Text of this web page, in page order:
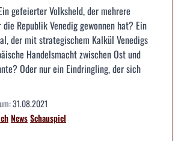
gefeierter Volksheld, der mehrere
Republik Venedig gewonnen hat? Ein
der mit strategischem Kalkül Venedigs
Handelsmacht zwischen Ost und
Oder nur ein Eindringling, der sich
31.08.2021
NewsSchauspiel